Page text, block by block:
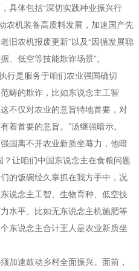
具体包括“深切实践种业振兴行
农机装备高质料发展，加速国产先
旧农机报废更新”以及“因循发展聪
、低空等技能欺诈场景”。
行是服务于咱们农业强国确切
畴的欺诈，比如东说念主工智
不仅对农业的意旨特地首要，对
着首要的意旨。”汤继强暗示。
国离不开农业新质坐蓐力，他暗
让咱们中国东说念主在食粮问题
的饭碗经久掌抓在我方手中，况
说念主工智、生物育种、低空技
水平。比如无东说念主机施肥等
东说念主合计王人是农业新质坐
加速鼓动乡村全面振兴。面前，